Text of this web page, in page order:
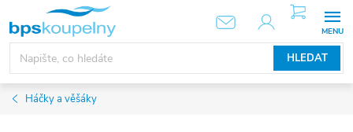
obsah
HLEDAT
NÁKUPNÍ
KOŠÍK
Háčky a věšáky